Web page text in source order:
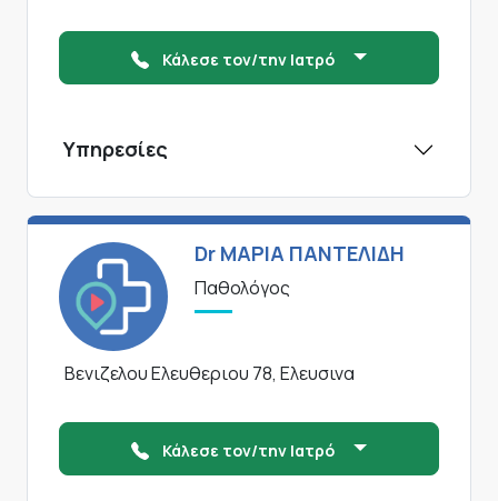
Κάλεσε τον/την Ιατρό
Υπηρεσίες
Dr ΜΑΡΙΑ ΠΑΝΤΕΛΙΔΗ
Παθολόγος
Βενιζελου Ελευθεριου 78, Ελευσινα
Κάλεσε τον/την Ιατρό